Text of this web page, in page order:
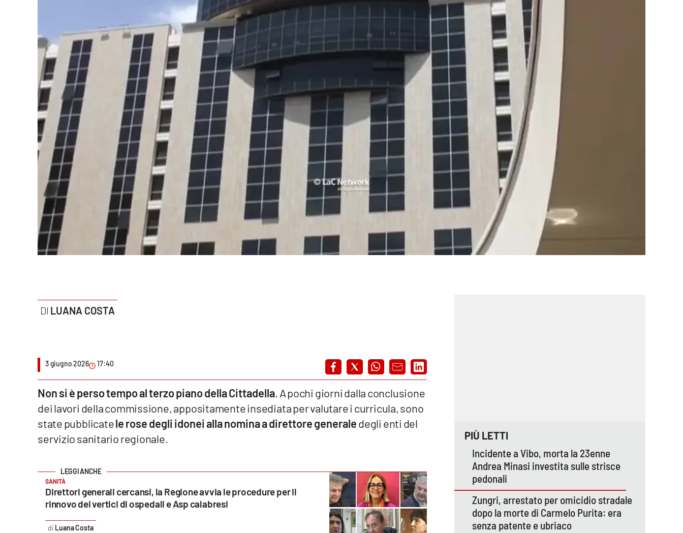
Economia e Lavoro
Parchi Marini Calabria
Imprese Di Calabria
Le perfidie di Antonella Grippo
Venti di comunicazione
Streaming
LUANA COSTA
3 giugno 2026 17:40
Non si è perso tempo al terzo piano della Cittadella . A pochi giorni dalla conclusione
dei lavori della commissione, appositamente insediata per valutare i curricula, sono
state pubblicatele rose degli idonei alla nomina a direttore generaledegli enti del
servizio sanitario regionale.
SANITÀ
Direttori generali cercansi, la Regione avvia le procedure per il
rinnovo dei vertici di ospedali e Asp calabresi
Luana Costa
PIÙ LETTI
Incidente a Vibo, morta la 23enne
Andrea Minasi investita sulle strisce
pedonali
Zungri, arrestato per omicidio stradale
dopo la morte di Carmelo Purita: era
senza patente e ubriaco